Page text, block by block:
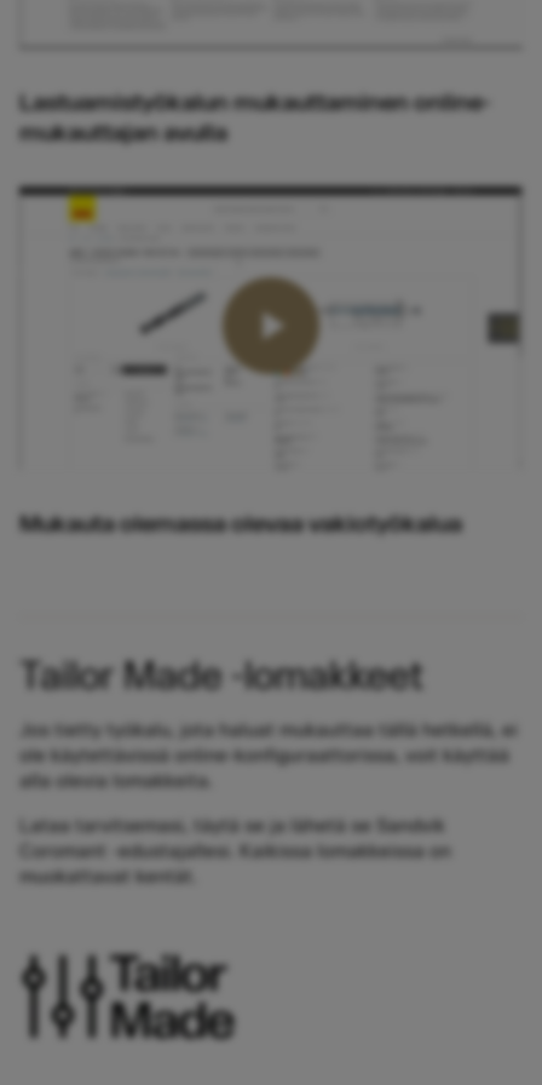
Lastuamistyökalun mukauttaminen online-
mukauttajan avulla
Mukauta olemassa olevaa vakiotyökalua
Tailor Made -lomakkeet
Jos tietty työkalu, jota haluat mukauttaa tällä hetkellä, ei
ole käytettävissä online-konfiguraattorissa, voit käyttää
alla olevia lomakkeita.
Lataa tarvitsemasi, täytä se ja lähetä se Sandvik
Coromant -edustajallesi. Kaikissa lomakkeissa on
muokattavat kentät.